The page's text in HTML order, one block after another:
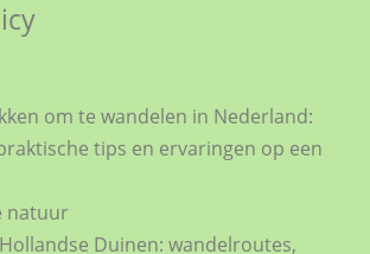
om te wandelen in Nederland:
tips en ervaringen op een
natuur
Duinen: wandelroutes,